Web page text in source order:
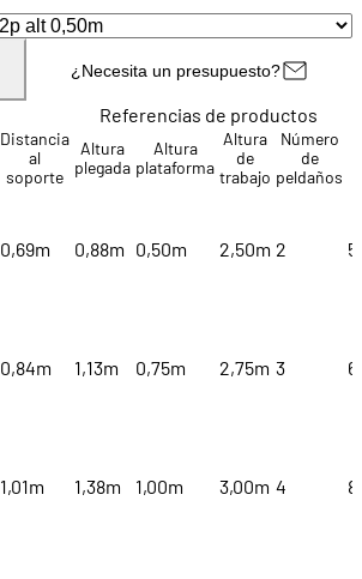
¿Necesita un presupuesto?
Referencias de productos
Distancia
al
soporte
Altura
plegada
Altura
plataforma
Altura
de
trabajo
Número
de
peldaños
0,69m 0,88m 0,50m 2,50m 2
0,84m 1,13m 0,75m 2,75m 3
1,01m 1,38m 1,00m 3,00m 4